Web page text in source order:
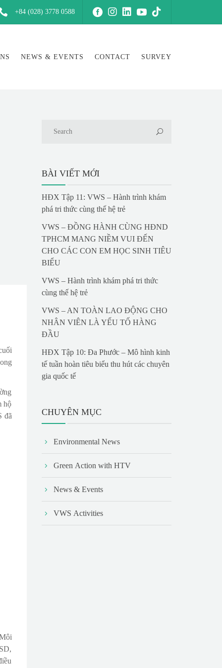
+84 (028) 3778 0588
NEWS & EVENTS CONTACT SURVEY
hộ
đã
BÀI VIẾT MỚI
HĐX Tập 11: VWS – Hành trình khám
phá tri thức cùng thế hệ trẻ
VWS – ĐỒNG HÀNH CÙNG HĐND
TPHCM MANG NIỀM VUI ĐẾN
CHO CÁC CON EM HỌC SINH TIÊU
BIỂU
VWS – Hành trình khám phá tri thức
cùng thế hệ trẻ
VWS – AN TOÀN LAO ĐỘNG CHO
NHÂN VIÊN LÀ YẾU TỐ HÀNG
ĐẦU
HĐX Tập 10: Đa Phước – Mô hình kinh
tế tuần hoàn tiêu biểu thu hút các chuyên
gia quốc tế
CHUYÊN MỤC
Environmental News
Green Action with HTV
News & Events
VWS Activities